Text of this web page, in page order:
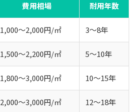
費用相場 耐用年数
1,000〜2,000円/㎡ 3〜8年
1,500〜2,200円/㎡ 5〜10年
1,800〜3,000円/㎡ 10〜15年
2,000〜3,000円/㎡ 12〜18年